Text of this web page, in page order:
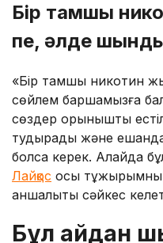
Бір тамшы
пе, әлде
«Бір тамшы никотин
сөйлем баршамызға
сөздер қорқынышты
тудырады және
болса керек. Алайда
Лайқос осы
қаншалықты сәйкес
Бұл қайдан